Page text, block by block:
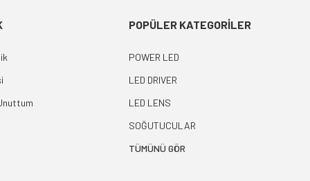
POPÜLER KATEGORİLER
POWER LED
LED DRIVER
LED LENS
SOĞUTUCULAR
TÜMÜNÜ GÖR